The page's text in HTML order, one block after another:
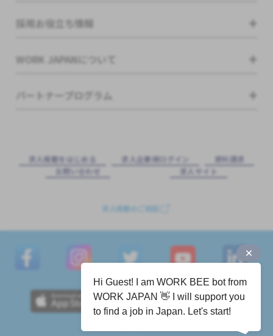
採用お役立ち情報
WORK JAPANについて
パートナープログラム
求⼈掲載をはじめる 求⼈企業様ログイン
資料請求
お問い合わせ
求⼈サイト
求人掲載のご相談
Hi Guest! I am WORK BEE bot from
WORK JAPAN 👋 I will support you
to find a job in Japan. Let's start!